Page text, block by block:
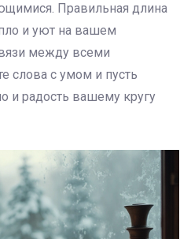
Правильная длина
и уют на вашем
между всеми
слова с умом и пусть
и радость вашему кругу